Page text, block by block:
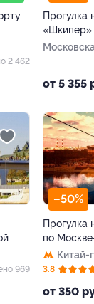
2 462
Прогулка
«Шкипер»
клуб
от 5 355
969
–50%
Прогулка
по
Китай-
от 350
3.8